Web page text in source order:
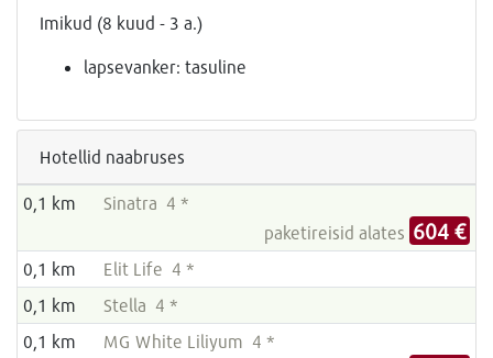
Imikud (8 kuud - 3 a.)
lapsevanker: tasuline
Hotellid naabruses
0,1 km
Sinatra 4 *
paketireisid alates 604 €
0,1 km
Elit Life 4 *
0,1 km
Stella 4 *
0,1 km
MG White Liliyum 4 *